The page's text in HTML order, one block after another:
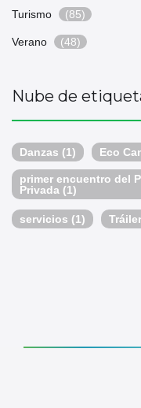
Turismo (85)
Verano (48)
Nube de
Danzas (1) Eco
primer encuentro del
Privada (1)
servicios (1)